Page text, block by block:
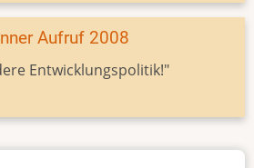
Aufruf 2008
Entwicklungspolitik!"